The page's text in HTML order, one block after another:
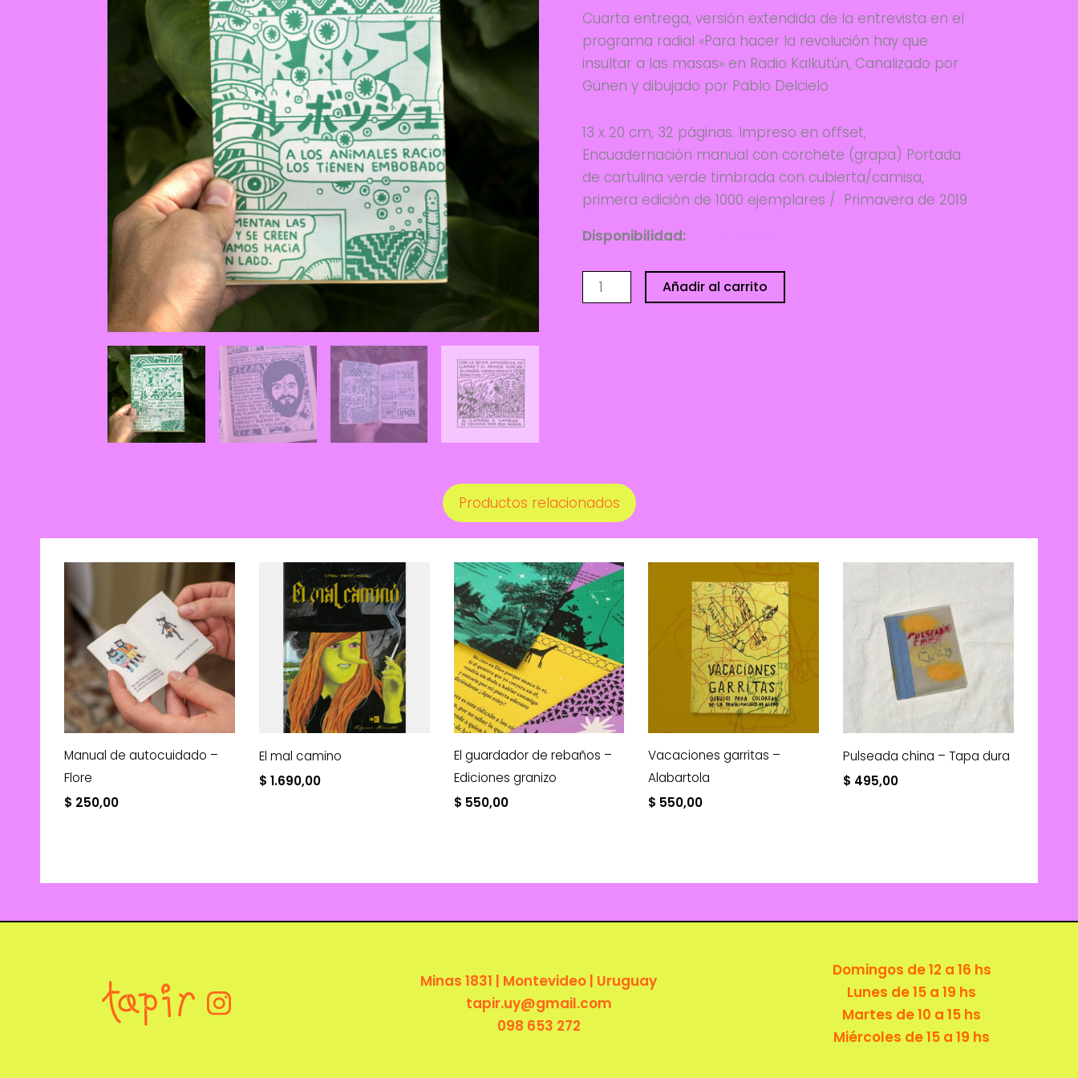
Cuarta entrega, versión extendida de la entrevista en el
programa radial «Para hacer la revolución hay que
insultar a las masas» en Radio Kalkutún, Canalizado por
Günen y dibujado por Pablo Delcielo
13 x 20 cm, 32 páginas. Impreso en offset,
Encuadernación manual con corchete (grapa) Portada
de cartulina verde timbrada con cubierta/camisa,
primera edición de 1000 ejemplares / Primavera de 2019
Disponibilidad:
Ghor
Bosch
Añadir al carrito
Productos relacionados
Manual de autocuidado –
Flore
$ 250,00
El mal camino
$ 1.690,00
El guardador de rebaños –
Ediciones granizo
$ 550,00
Vacaciones garritas –
Alabartola
$ 550,00
Pulseada china – Tapa dura
$ 495,00
Minas 1831 | Montevideo | Uruguay
tapir.uy@gmail.com
098 653 272
Domingos de 12 a 16 hs
Lunes de 15 a 19 hs
Martes de 10 a 15 hs
Miércoles de 15 a 19 hs